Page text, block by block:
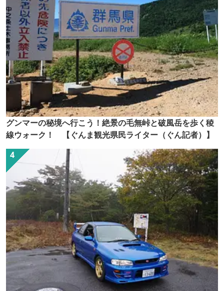
グンマーの秘境へ行こう！絶景の毛無峠と破風岳を歩く稜
線ウォーク！ 【ぐんま観光県民ライター（ぐん記者）】